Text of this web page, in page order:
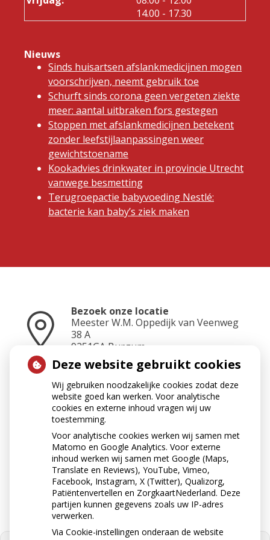
14.00 tot
- 17.30
Nieuws
Sinds huisartsen afslankmedicijnen mogen
voorschrijven, neemt gebruik toe
Schurft sinds corona geen vergeten ziekte
meer: aantal uitbraken fors gestegen
Stoppen met afslankmedicijnen betekent
zonder leefstijlaanpassingen weer
gewichtstoename
Kookadvies drinkwater in provincie Utrecht
vanwege besmetting
Terugroepactie babyvoeding Nestlé:
bacterie kan baby’s ziek maken
Bezoek onze locatie
Meester W.M. Oppedijk van Veenweg
38 A
9251GA Burgum
Neem contact op
0511-462500
Stuur ons een e-mail
apotheekburgum@ezorg.nl
Deze website gebruikt cookies
Wij gebruiken noodzakelijke cookies zodat deze
website goed kan werken. Voor analytische
cookies en externe inhoud vragen wij uw
toestemming.
Voor analytische cookies werken wij samen met
Matomo en Google Analytics. Voor externe
inhoud werken wij samen met Google (Maps,
Translate en Reviews), YouTube, Vimeo,
Facebook, Instagram, X (Twitter), Qualizorg,
Patiëntenvertellen en ZorgkaartNederland. Deze
partijen kunnen gegevens zoals uw IP-adres
verwerken.
Via Cookie-instellingen onderaan de website